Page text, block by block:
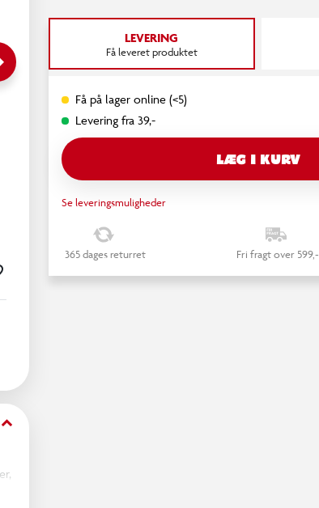
keyboard_arrow_down
LEVERING
Få leveret produktet
Få på lager online (<5)
Levering fra 39,-
LÆG I KURV
Se leveringsmuligheder
365 dages returret Fri fragt over 599,-